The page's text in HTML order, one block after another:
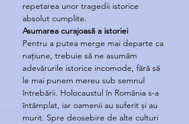
repetarea unor tragedii istorice
absolut cumplite.
Asumarea curajoasă a istoriei
Pentru a putea merge mai departe ca
națiune, trebuie să ne asumăm
adevărurile istorice incomode, fără să
le mai punem mereu sub semnul
întrebării. Holocaustul în România s-a
întâmplat, iar oamenii au suferit și au
murit. Spre deosebire de alte culturi